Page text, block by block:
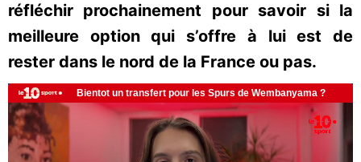
réfléchir prochainement pour savoir si la
meilleure option qui s’offre à lui est de
rester dans le nord de la France ou pas.